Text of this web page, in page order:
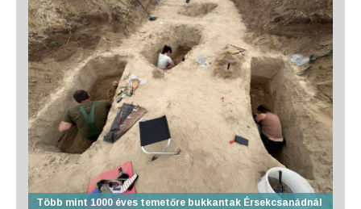
Több mint 1000 éves temetőre bukkantak Érsekcsanádnál